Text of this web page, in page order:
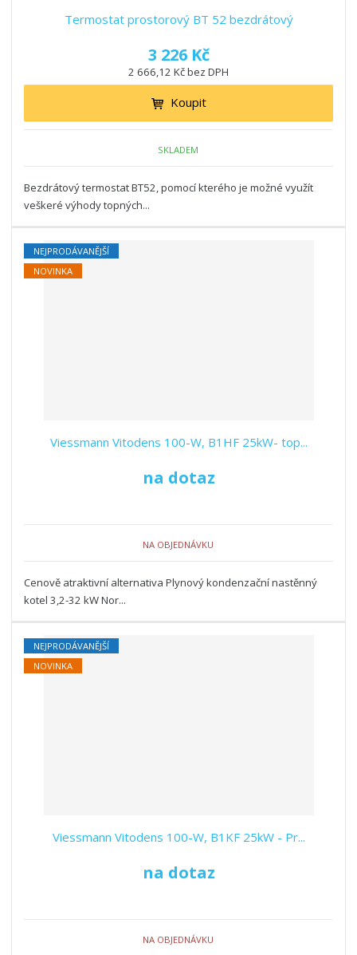
Termostat prostorový BT 52 bezdrátový
3 226 Kč
2 666,12 Kč bez DPH
Koupit
SKLADEM
Bezdrátový termostat BT52, pomocí kterého je možné využít
veškeré výhody topných...
NEJPRODÁVANĚJŠÍ
NOVINKA
Viessmann Vitodens 100-W, B1HF 25kW- top...
na dotaz
NA OBJEDNÁVKU
Cenově atraktivní alternativa Plynový kondenzační nastěnný
kotel 3,2-32 kW Nor...
NEJPRODÁVANĚJŠÍ
NOVINKA
Viessmann Vitodens 100-W, B1KF 25kW - Pr...
na dotaz
NA OBJEDNÁVKU